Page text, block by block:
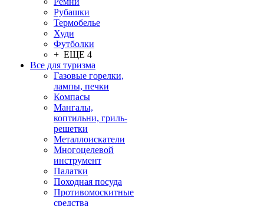
Рубашки
Термобелье
Худи
Футболки
+ ЕЩЕ 4
Все для туризма
Газовые горелки,
лампы, печки
Компасы
Мангалы,
коптильни, гриль-
решетки
Металлоискатели
Многоцелевой
инструмент
Палатки
Походная посуда
Противомоскитные
средства